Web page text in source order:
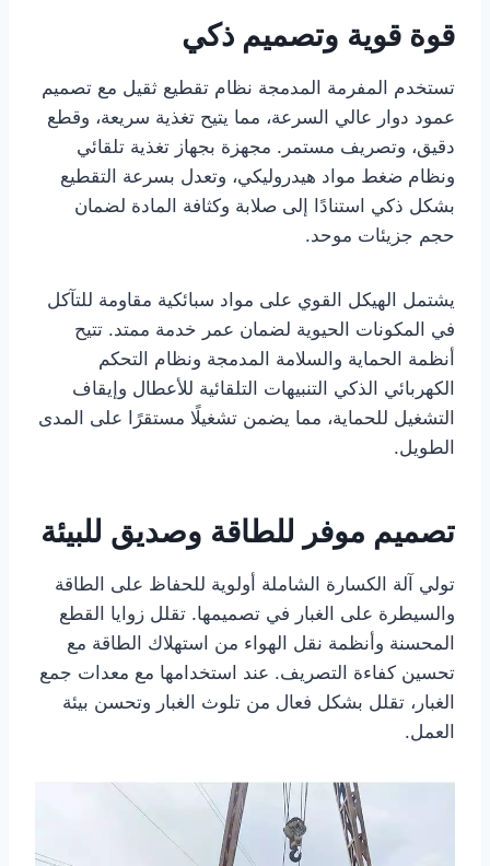
قوة قوية وتصميم ذكي
تستخدم المفرمة المدمجة نظام تقطيع ثقيل مع تصميم
عمود دوار عالي السرعة، مما يتيح تغذية سريعة، وقطع
دقيق، وتصريف مستمر. مجهزة بجهاز تغذية تلقائي
ونظام ضغط مواد هيدروليكي، وتعدل بسرعة التقطيع
بشكل ذكي استنادًا إلى صلابة وكثافة المادة لضمان
حجم جزيئات موحد.
يشتمل الهيكل القوي على مواد سبائكية مقاومة للتآكل
في المكونات الحيوية لضمان عمر خدمة ممتد. تتيح
أنظمة الحماية والسلامة المدمجة ونظام التحكم
الكهربائي الذكي التنبيهات التلقائية للأعطال وإيقاف
التشغيل للحماية، مما يضمن تشغيلًا مستقرًا على المدى
الطويل.
تصميم موفر للطاقة وصديق للبيئة
تولي آلة الكسارة الشاملة أولوية للحفاظ على الطاقة
والسيطرة على الغبار في تصميمها. تقلل زوايا القطع
المحسنة وأنظمة نقل الهواء من استهلاك الطاقة مع
تحسين كفاءة التصريف. عند استخدامها مع معدات جمع
الغبار، تقلل بشكل فعال من تلوث الغبار وتحسن بيئة
العمل.